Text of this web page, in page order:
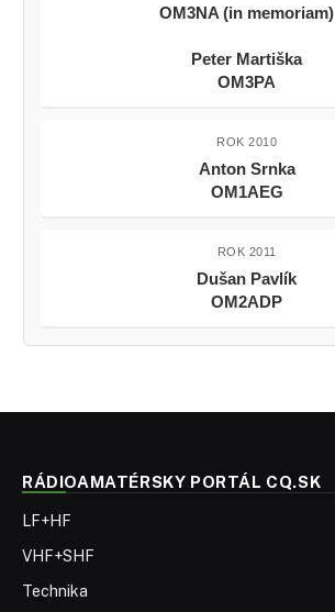
OM3NA (in memoriam)
Peter Martiška
OM3PA
ROK 2010
Anton Srnka
OM1AEG
ROK 2011
Dušan Pavlík
OM2ADP
RÁDIOAMATÉRSKY PORTÁL CQ.SK
LF+HF
VHF+SHF
Technika